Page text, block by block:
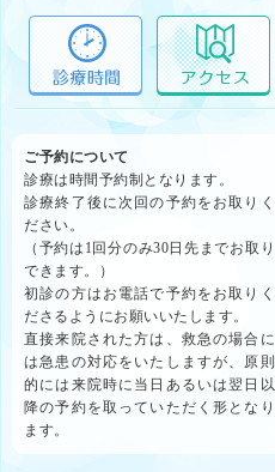
ご予約について
診療は時間予約制となります。
診療終了後に次回の予約をお取りく
ださい。
（予約は1回分のみ30日先までお取り
できます。）
初診の方はお電話で予約をお取りく
ださるようにお願いいたします。
直接来院された方は、救急の場合に
は急患の対応をいたしますが、原則
的には来院時に当日あるいは翌日以
降の予約を取っていただく形となり
ます。